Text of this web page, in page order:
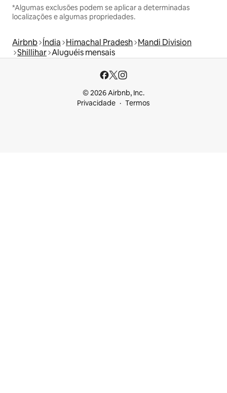
*Algumas exclusões podem se aplicar a determinadas
localizações e algumas propriedades.
Airbnb Índia Himachal Pradesh Mandi Division
Shillihar Aluguéis mensais
© 2026 Airbnb, Inc.
Privacidade
Termos